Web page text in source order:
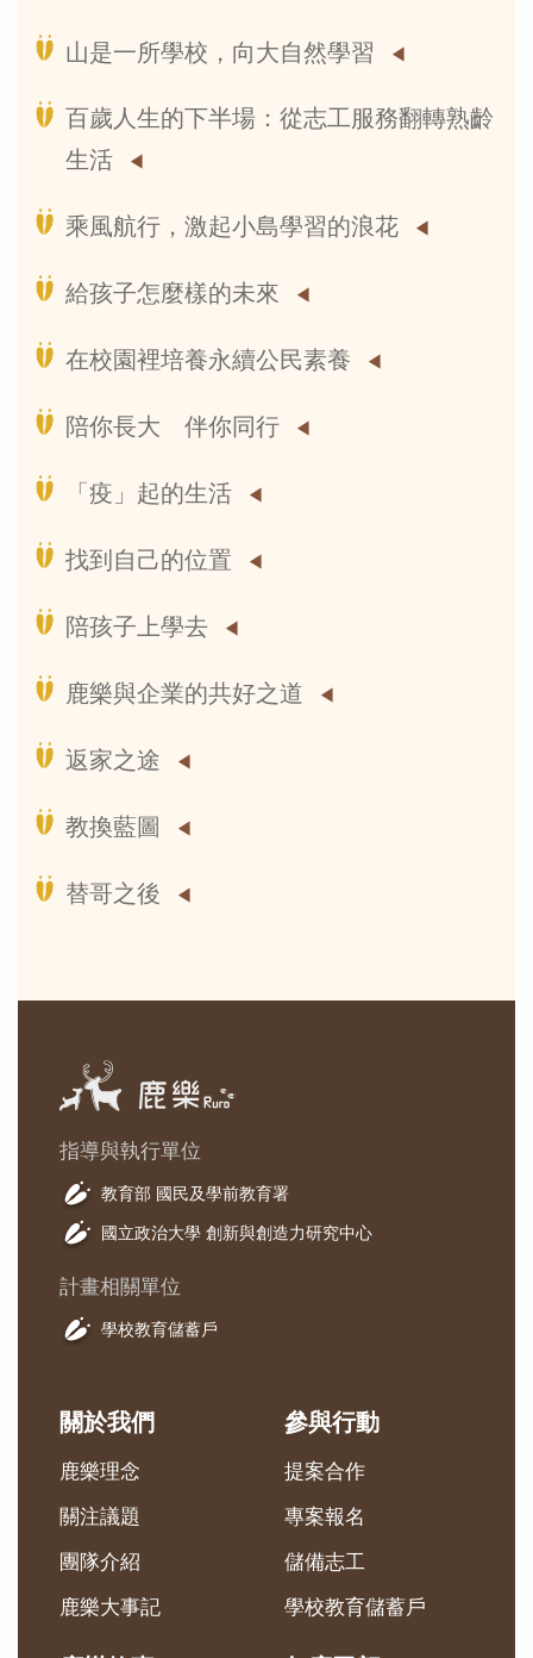
山是一所學校，向大自然學習
百歲人生的下半場：從志工服務翻轉熟齡
生活
乘風航行，激起小島學習的浪花
給孩子怎麼樣的未來
在校園裡培養永續公民素養
陪你長大 伴你同行
「疫」起的生活
找到自己的位置
陪孩子上學去
鹿樂與企業的共好之道
返家之途
教換藍圖
替哥之後
指導與執行單位
教育部 國民及學前教育署
國立政治大學 創新與創造力研究中心
計畫相關單位
學校教育儲蓄戶
關於我們
鹿樂理念
關注議題
團隊介紹
鹿樂大事記
參與行動
提案合作
專案報名
儲備志工
學校教育儲蓄戶